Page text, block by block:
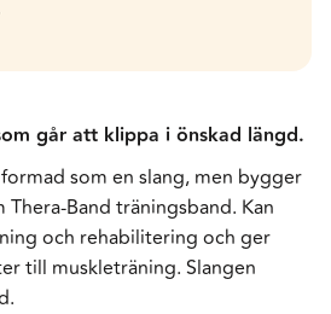
går att klippa i önskad längd.
som en slang, men bygger
Band träningsband. Kan
och rehabilitering och ger
till muskleträning. Slangen